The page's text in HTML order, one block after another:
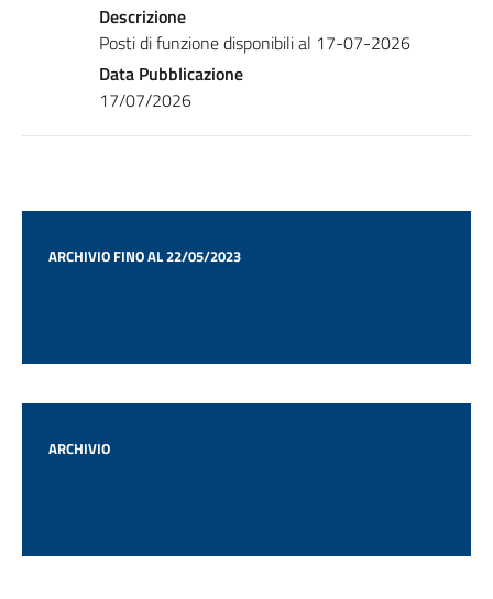
Descrizione
Posti di funzione disponibili al 17-07-2026
Data Pubblicazione
17/07/2026
ARCHIVIO FINO AL 22/05/2023
ARCHIVIO